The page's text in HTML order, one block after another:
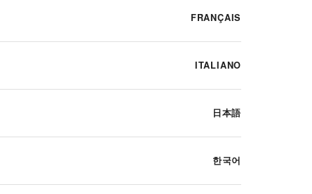
FRANÇAIS
ITALIANO
日本語
한국어